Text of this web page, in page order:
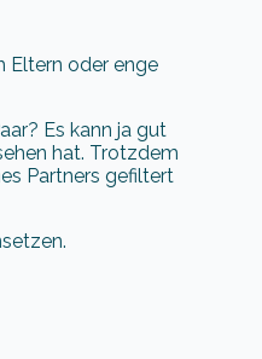
Eltern oder enge
Es kann ja gut
hat. Trotzdem
Partners gefiltert